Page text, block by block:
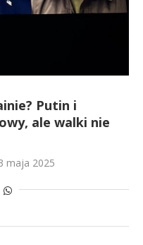
Putin i
ale walki nie
maja 2025